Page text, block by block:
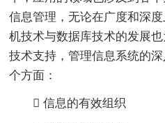
信息管理，无论在广度和深
机技术与数据库技术的发展
技术支持，管理信息系统的
个方面：
 信息的有效组织